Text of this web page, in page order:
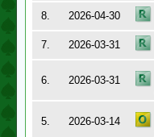
8.
2026-04-30
7.
2026-03-31
6. 2026-03-31
5. 2026-03-14